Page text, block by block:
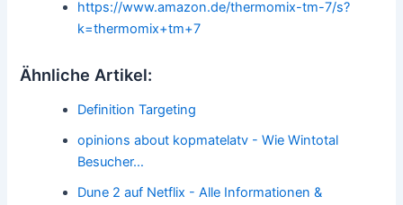
https://www.amazon.de/thermomix-tm-7/s?
k=thermomix+tm+7
Ähnliche Artikel:
Definition Targeting
opinions about kopmatelatv - Wie Wintotal
Besucher…
Dune 2 auf Netflix - Alle Informationen &